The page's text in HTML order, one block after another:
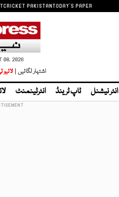
CRICKET PAKISTANTODAY'S PAPER
08, 2026
اشتہار لگائیں | لائیو
انٹر نیشنل ٹاپ ٹرینڈ انٹرٹینمنٹ